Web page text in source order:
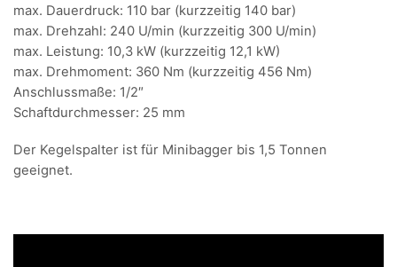
max. Dauerdruck: 110 bar (kurzzeitig 140 bar)
max. Drehzahl: 240 U/min (kurzzeitig 300 U/min)
max. Leistung: 10,3 kW (kurzzeitig 12,1 kW)
max. Drehmoment: 360 Nm (kurzzeitig 456 Nm)
Anschlussmaße: 1/2″
Schaftdurchmesser: 25 mm
Der Kegelspalter ist für Minibagger bis 1,5 Tonnen
geeignet.